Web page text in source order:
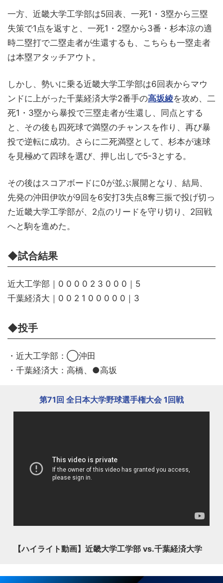
一方、近畿大学工学部は5回表、一死1・3塁から三塁
失策で1点を返すと、一死1・2塁から3番・杉本涼の適
時二塁打で二塁走者が生還するも、こちらも一塁走者
は本塁アタッチアウト。
しかし、勢いに乗る近畿大学工学部は6回表からマウ
ンドに上がった千葉経済大学2番手の高坂綾を攻め、二
死1・3塁から暴投で三塁走者が生還し、同点とする
と、その後も四死球で満塁のチャンスを作り、再び暴
投で逆転に成功。さらに二死満塁として、杉本が速球
を見極めて四球を選び、押し出しで5-3とする。
その後はスコアボードに0が並ぶ展開となり、結局、
先発の沖田伊吹が9回を6安打3失点8奪三振で投げ切っ
た近畿大学工学部が、2点のリードを守り切り、2回戦
へと駒を進めた。
◆試合結果
近大工学部｜0 0 0 0 2 3 0 0 0｜5
千葉経済大｜0 0 2 1 0 0 0 0 0｜3
◆投手
・近大工学部：◯沖田
・千葉経済大：高橋、●高坂
第71回 全日本大学野球選手権大会 1回戦
【ハイライト動画】近畿大学工学部 vs.千葉経済大学